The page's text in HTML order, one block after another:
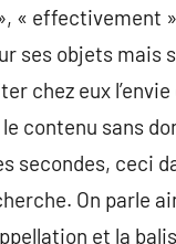
« effectivement
ses objets mais
chez eux l’envie
contenu sans
secondes, ceci
On parle
et la